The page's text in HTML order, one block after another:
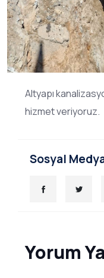
Altyapı
hizmet veriyoruz.
Sosyal
Yorum